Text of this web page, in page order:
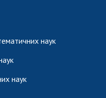
наук
наук